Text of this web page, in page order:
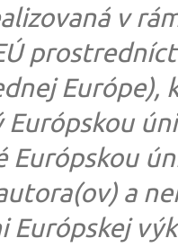
v
Európe),
a
Európskej